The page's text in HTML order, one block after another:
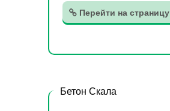
Перейти на страницу
Бетон Скала